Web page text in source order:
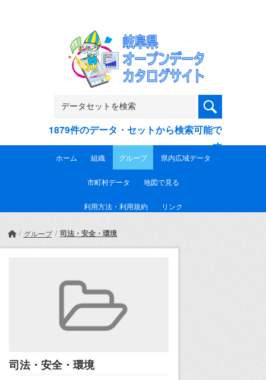
1879件のデータ・セットから検索可能で
す
ホーム 組織 グループ 県内広域データ
市町村データ 地図で見る
利用方法・利用規約 リンク
グループ 司法・安全・環境
司法・安全・環境